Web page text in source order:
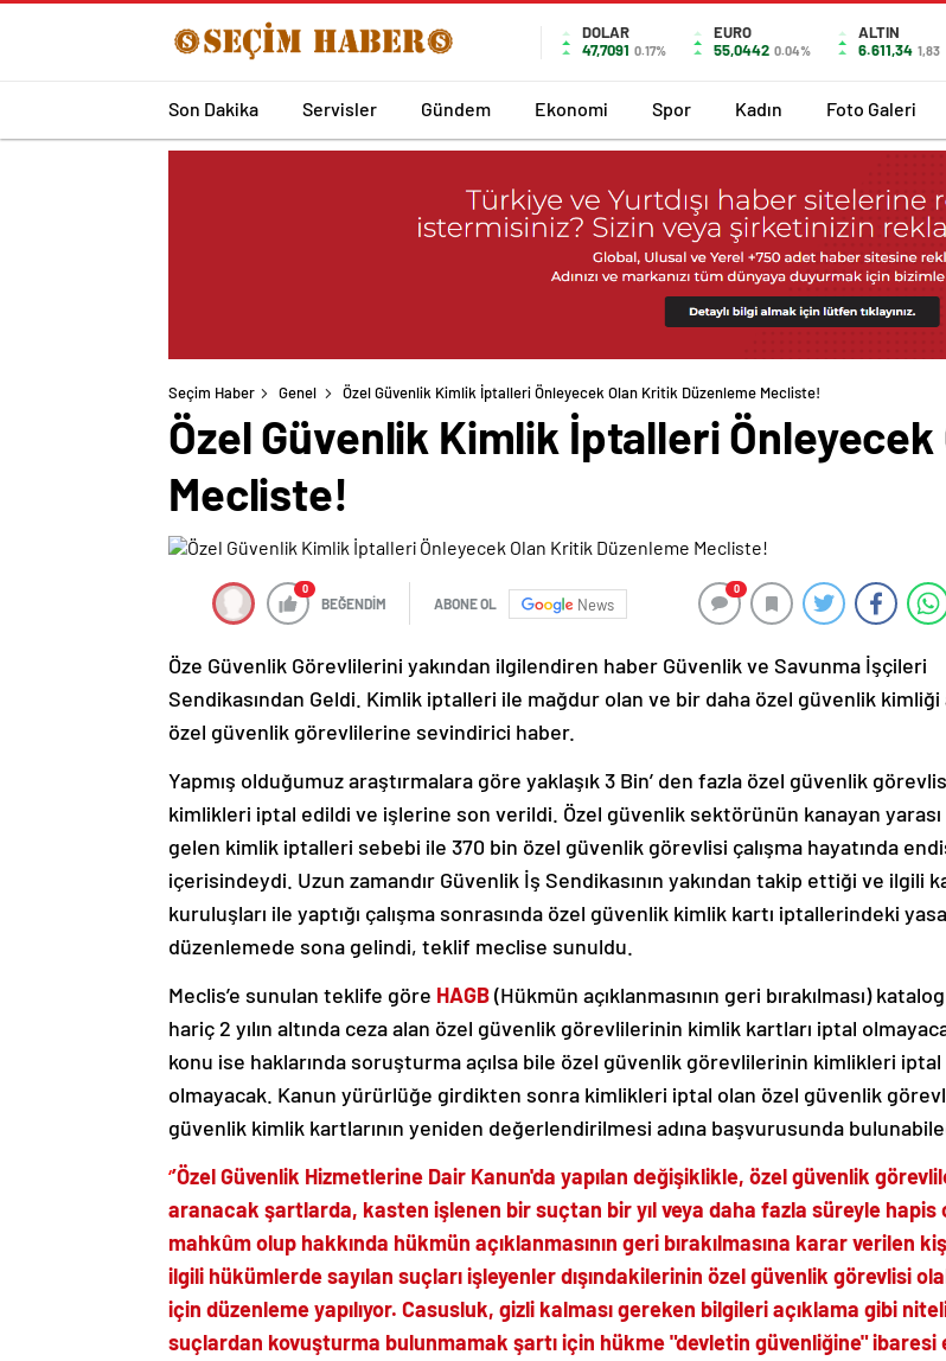
DOLAR
47,7091 0.17%
EURO
55,0442 0.04%
ALTIN
6.611,34 1,83
Son Dakika Servisler Gündem Ekonomi Spor Kadın Foto Galeri
Seçim Haber Genel Özel Güvenlik Kimlik İptalleri Önleyecek Olan Kritik Düzenleme Mecliste!
Özel Güvenlik Kimlik İptalleri
Mecliste!
0
BEĞENDİM ABONE OL News
0
Öze Güvenlik Görevlilerini yakından ilgilendiren haber Güvenlik ve Savunma İşçileri
Sendikasından Geldi. Kimlik iptalleri ile mağdur olan ve bir daha özel güvenlik kimliği
özel güvenlik görevlilerine sevindirici haber.
Yapmış olduğumuz araştırmalara göre yaklaşık 3 Bin’ den fazla özel güvenlik
kimlikleri iptal edildi ve işlerine son verildi. Özel güvenlik sektörünün kanayan yarası
gelen kimlik iptalleri sebebi ile 370 bin özel güvenlik görevlisi çalışma hayatında
içerisindeydi. Uzun zamandır Güvenlik İş Sendikasının yakından takip ettiği ve ilgili
kuruluşları ile yaptığı çalışma sonrasında özel güvenlik kimlik kartı iptallerindeki
düzenlemede sona gelindi, teklif meclise sunuldu.
Meclis’e sunulan teklife göre HAGB(Hükmün açıklanmasının geri bırakılması)
hariç 2 yılın altında ceza alan özel güvenlik görevlilerinin kimlik kartları iptal
konu ise haklarında soruşturma açılsa bile özel güvenlik görevlilerinin kimlikleri iptal
olmayacak. Kanun yürürlüğe girdikten sonra kimlikleri iptal olan özel güvenlik
güvenlik kimlik kartlarının yeniden değerlendirilmesi adına başvurusunda
‘’Özel Güvenlik Hizmetlerine Dair Kanun'da yapılan değişiklikle, özel güvenlik
aranacak şartlarda, kasten işlenen bir suçtan bir yıl veya daha fazla süreyle hapis
mahkûm olup hakkında hükmün açıklanmasının geri bırakılmasına karar verilen
ilgili hükümlerde sayılan suçları işleyenler dışındakilerinin özel güvenlik görevlisi
için düzenleme yapılıyor. Casusluk, gizli kalması gereken bilgileri açıklama gibi
suçlardan kovuşturma bulunmamak şartı için hükme "devletin güvenliğine" ibaresi